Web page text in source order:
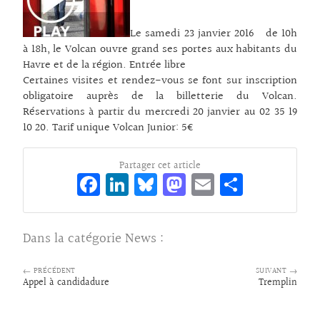
Le samedi 23 janvier 2016 de 10h
à 18h, le Volcan ouvre grand ses portes aux habitants du
Havre et de la région. Entrée libre
Certaines visites et rendez-vous se font sur inscription
obligatoire auprès de la billetterie du Volcan.
Réservations à partir du mercredi 20 janvier au 02 35 19
10 20. Tarif unique Volcan Junior: 5€
Partager cet article
Fa
ce
bo
o
k
Li
n
ke
dI
Bl
ue
sk
M
as
E
m rt
Dans la catégorie News :
← PRÉCÉDENT
Appel à candidadure
SUIVANT →
Tremplin